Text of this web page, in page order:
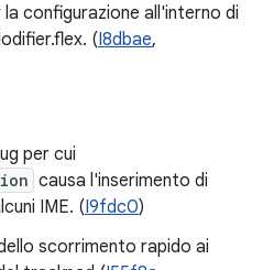
configurazione all'interno di
(I8dbae,
per cui
causa l'inserimento di
IME. (I9fdc0)
scorrimento rapido ai